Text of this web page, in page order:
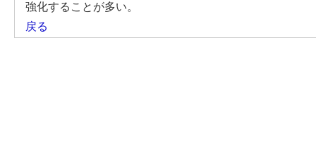
強化することが多い。
戻る